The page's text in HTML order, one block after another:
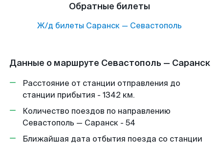
Обратные билеты
Ж/д билеты Саранск — Севастополь
Данные о маршруте Севастополь — Саранск
Расстояние от станции отправления до
станции прибытия - 1342 км.
Количество поездов по направлению
Севастополь — Саранск - 54
Ближайшая дата отбытия поезда со станции